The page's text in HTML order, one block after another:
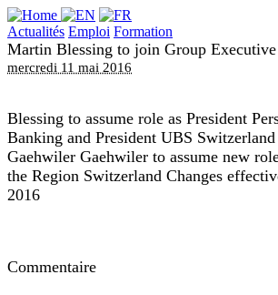
Actualités Emploi Formation
Martin Blessing to join Group
mercredi 11 mai 2016
Blessing to assume role as President
Banking and President UBS
Gaehwiler Gaehwiler to assume new
the Region Switzerland Changes
2016
Commentaire